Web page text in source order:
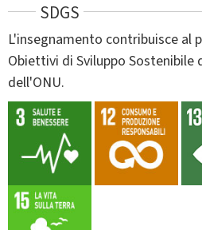
SDGS
L'insegnamento contribuisce al
Obiettivi di Sviluppo Sostenibile
dell'ONU.